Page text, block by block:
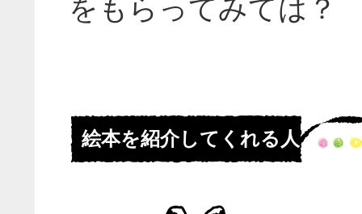
をもらってみては？
絵本を紹介してくれる人